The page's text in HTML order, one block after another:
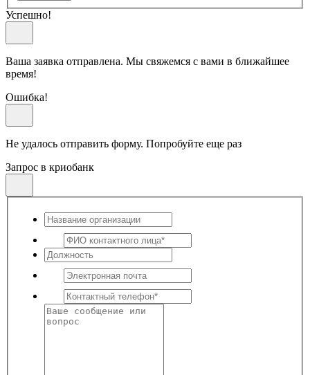
Успешно!
Ваша заявка отправлена. Мы свяжемся с вами в ближайшее
время!
Ошибка!
Не удалось отправить форму. Попробуйте еще раз
Запрос в криобанк